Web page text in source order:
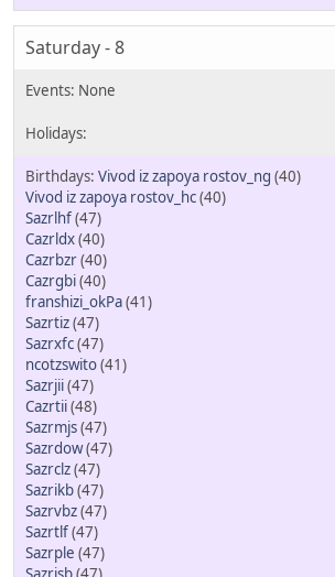
Saturday - 8
Vivod iz zapoya rostov_ng (40)
Vivod iz zapoya rostov_hc(40)
Sazrlhf(47)
Cazrldx(40)
Cazrbzr(40)
Cazrgbi(40)
franshizi_okPa(41)
Sazrtiz(47)
Sazrxfc(47)
ncotzswito(41)
Sazrjii(47)
Cazrtii(48)
Sazrmjs(47)
Sazrdow(47)
Sazrclz(47)
Sazrikb(47)
Sazrvbz(47)
Sazrtlf(47)
Sazrple (47)